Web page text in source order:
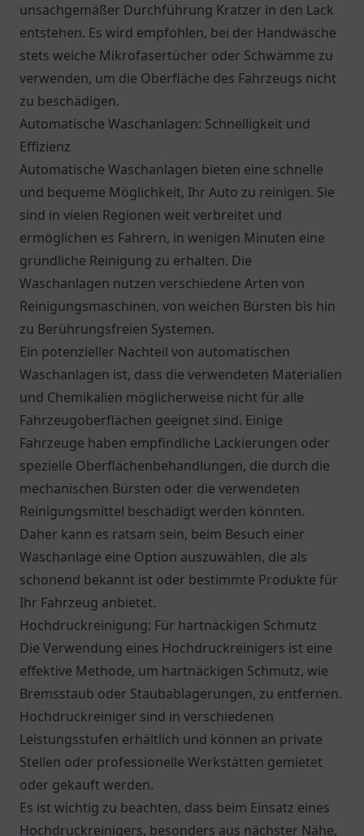
unsachgemäßer Durchführung Kratzer in den Lack
entstehen. Es wird empfohlen, bei der Handwäsche
stets weiche Mikrofasertücher oder Schwämme zu
verwenden, um die Oberfläche des Fahrzeugs nicht
zu beschädigen.
Automatische Waschanlagen: Schnelligkeit und
Effizienz
Automatische Waschanlagen bieten eine schnelle
und bequeme Möglichkeit, Ihr Auto zu reinigen. Sie
sind in vielen Regionen weit verbreitet und
ermöglichen es Fahrern, in wenigen Minuten eine
gründliche Reinigung zu erhalten. Die
Waschanlagen nutzen verschiedene Arten von
Reinigungsmaschinen, von weichen Bürsten bis hin
zu Berührungsfreien Systemen.
Ein potenzieller Nachteil von automatischen
Waschanlagen ist, dass die verwendeten Materialien
und Chemikalien möglicherweise nicht für alle
Fahrzeugoberflächen geeignet sind. Einige
Fahrzeuge haben empfindliche Lackierungen oder
spezielle Oberflächenbehandlungen, die durch die
mechanischen Bürsten oder die verwendeten
Reinigungsmittel beschädigt werden könnten.
Daher kann es ratsam sein, beim Besuch einer
Waschanlage eine Option auszuwählen, die als
schonend bekannt ist oder bestimmte Produkte für
Ihr Fahrzeug anbietet.
Hochdruckreinigung: Für hartnäckigen Schmutz
Die Verwendung eines Hochdruckreinigers ist eine
effektive Methode, um hartnäckigen Schmutz, wie
Bremsstaub oder Staubablagerungen, zu entfernen.
Hochdruckreiniger sind in verschiedenen
Leistungsstufen erhältlich und können an private
Stellen oder professionelle Werkstätten gemietet
oder gekauft werden.
Es ist wichtig zu beachten, dass beim Einsatz eines
Hochdruckreinigers, besonders aus nächster Nähe,